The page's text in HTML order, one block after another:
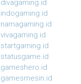
divagaming.id
indogaming.id
namagaming.id
vivagaming.id
startgaming.id
statusgame.id
gameshero.id
gamesmesin.id